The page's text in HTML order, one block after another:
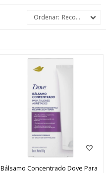
Recomendados
Bálsamo Concentrado Dove Para